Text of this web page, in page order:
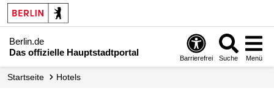
Berlin.de
Das offizielle Hauptstadtportal
Barrierefrei Suche Menü
Startseite Hotels